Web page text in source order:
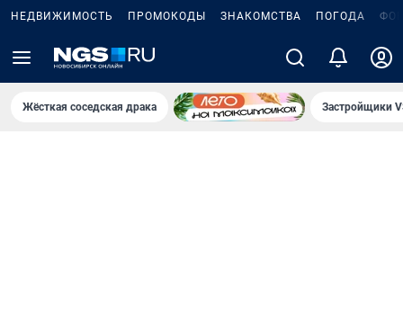
НЕДВИЖИМОСТЬ ПРОМОКОДЫ ЗНАКОМСТВА ПОГОДА
Жёсткая соседская драка Застройщики